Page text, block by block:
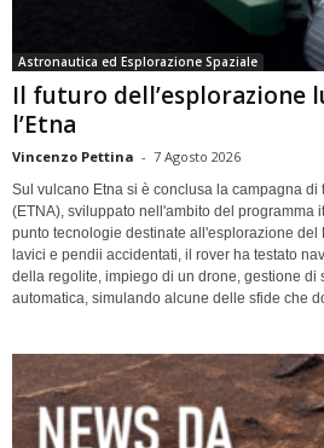
Astronautica ed Esplorazione Spaziale
Il futuro dell’esplorazione
l’Etna
Vincenzo Pettina - 7 Agosto 2026
Sul vulcano Etna si è conclusa la campagna di
(ETNA), sviluppato nell'ambito del programma
punto tecnologie destinate all'esplorazione del
lavici e pendii accidentati, il rover ha testato
della regolite, impiego di un drone, gestione di
automatica, simulando alcune delle sfide che